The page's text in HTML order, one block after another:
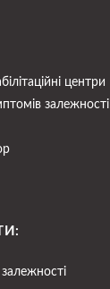
центри
залежності